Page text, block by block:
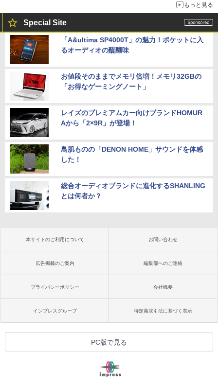
もっと見る
Special Site
「A&ultima SP4000T」の魅力！ポケットに入
るオーディオの醍醐味
お値段そのままでメモリ倍増！メモリ32GBの
「お得なゲーミングノート」
レイズのプレミアムカー向けブランドHOMUR
Aから「2×9R」が登場！
鳥肌ものの「DENON HOME」サウンドを体感
した！
総合オーディオブランドに進化するSHANLING
とは何者か？
本サイトのご利用について お問い合わせ
広告掲載のご案内 編集部へのご連絡
プライバシーポリシー 会社概要
インプレスグループ 特定商取引法に基づく表示
PC版で見る